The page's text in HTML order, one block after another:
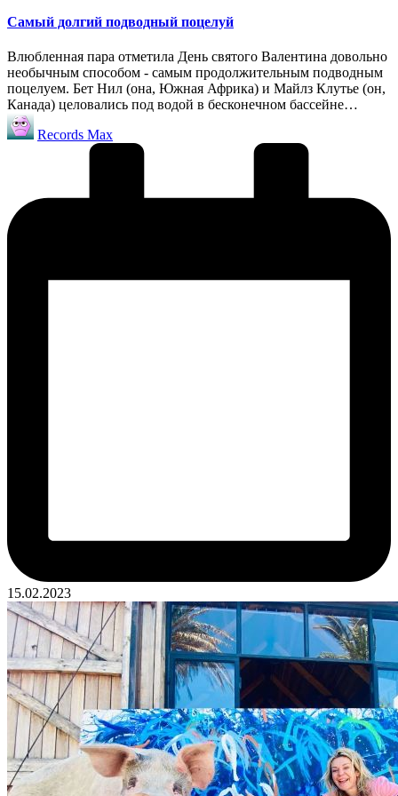
Cамый долгий подводный поцелуй
Влюбленная пара отметила День святого Валентина довольно
необычным способом - самым продолжительным подводным
поцелуем. Бет Нил (она, Южная Африка) и Майлз Клутье (он,
Канада) целовались под водой в бесконечном бассейне…
Запись
от
Records Max
15.02.2023